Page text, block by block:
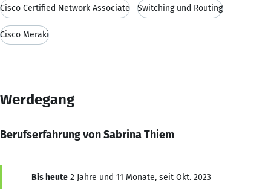
Cisco Certified Network Associate Switching und Routing
Cisco Meraki
Werdegang
Berufserfahrung von Sabrina Thiem
Bis heute 2 Jahre und 11 Monate, seit Okt. 2023